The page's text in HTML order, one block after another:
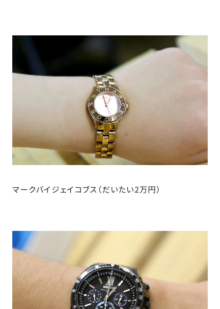
マークバイジェイコブス（だいたい2万円）